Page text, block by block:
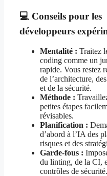
💻 Conseils pour les
développeurs
Mentalité : Traitez
coding comme un
rapide. Vous restez
de l’architecture,
et de la sécurité.
Méthode :
petites étapes
révisables.
Planification :
d’abord à l’IA des
risques et des
Garde-fous :
du linting, de la CI,
contrôles de sécurité.